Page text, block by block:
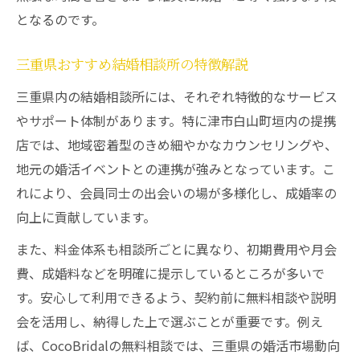
効率的婚活のコツと提携店活用の秘訣
結婚相談所と提携店の効率的な活用方法
方
結婚相談所で効率よく相手と出会う工夫
三重県の結婚相談所で効率重視の婚活を実
現
提携先の無料相談を活かした婚活準備術
結婚相談所選びで失敗しないための視点
結婚相談所選びで重視したい選定基準
三重県おすすめ結婚相談所との比較ポイン
ト
口コミや評判で選ぶ結婚相談所の見極め方
となるのです。
三重県おすすめ結婚相談所の特徴解説
三重県内の結婚相談所には、それぞれ特徴的なサービス
やサポート体制があります。特に津市白山町垣内の提携
店では、地域密着型のきめ細やかなカウンセリングや、
地元の婚活イベントとの連携が強みとなっています。こ
れにより、会員同士の出会いの場が多様化し、成婚率の
向上に貢献しています。
また、料金体系も相談所ごとに異なり、初期費用や月会
費、成婚料などを明確に提示しているところが多いで
す。安心して利用できるよう、契約前に無料相談や説明
会を活用し、納得した上で選ぶことが重要です。例え
ば、CocoBridalの無料相談では、三重県の婚活市場動向